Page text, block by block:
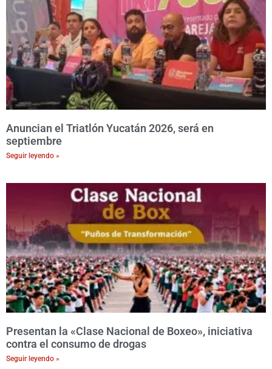
Anuncian el Triatlón Yucatán 2026, será en
septiembre
Seguir leyendo »
Presentan la «Clase Nacional de Boxeo», iniciativa
contra el consumo de drogas
Seguir leyendo »